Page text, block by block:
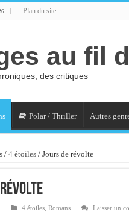
Plan du site
au fil
des critiques
Polar / Thriller Autres
/ 4 étoiles / Jours de révolte
révolte
4 étoiles, Romans Laisser un